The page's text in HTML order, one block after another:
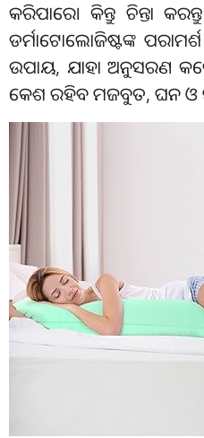
କରିପାରେ। କିନ୍ତୁ ଚିନ୍ତା
ଡର୍ମାଟୋଲୋଜିଷ୍ଟଙ୍କ
ଉପାୟ, ଯାହା ଅନୁସରଣ
କେଶ ରହିବ ମଜବୁତ, ଘନ ଓ